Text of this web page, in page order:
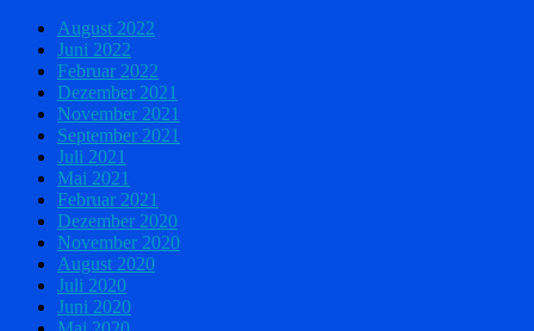
August 2022
Juni 2022
Februar 2022
Dezember 2021
November 2021
September 2021
Juli 2021
Mai 2021
Februar 2021
Dezember 2020
November 2020
August 2020
Juli 2020
Juni 2020